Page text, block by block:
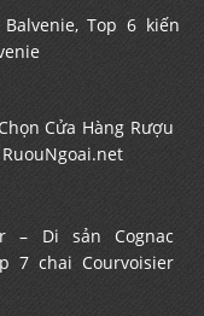
Top 6 kiến
Cửa Hàng Rượu
– Di sản Cognac
7 chai Courvoisier